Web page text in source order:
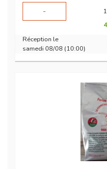
-
1
Réception le
samedi 08/08 (10:00)